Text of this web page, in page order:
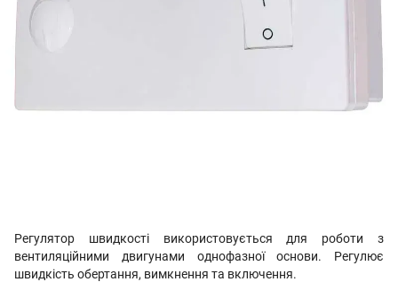
Регулятор швидкості використовується для роботи з
вентиляційними двигунами однофазної основи. Регулює
швидкість обертання, вимкнення та включення.